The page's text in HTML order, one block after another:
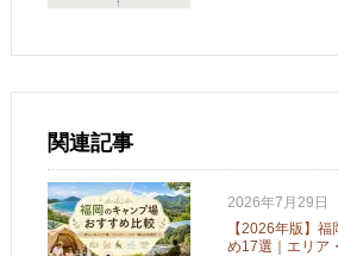
関連記事
2026年7月29日
【2026年版】
め17選｜エリア